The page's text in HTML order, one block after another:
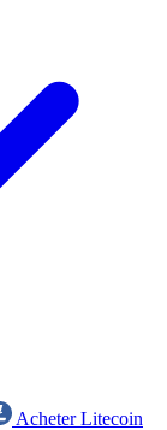
Acheter Litecoin